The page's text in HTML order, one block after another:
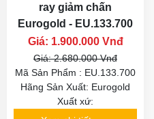
ray giảm chấn
Eurogold - EU.133.700
Giá: 1.900.000 Vnđ
Giá: 2.680.000 Vnđ
Mã Sản Phẩm : EU.133.700
Hãng Sản Xuất: Eurogold
Xuất xứ: